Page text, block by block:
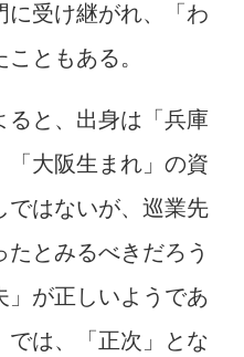
に受け継がれ、「わ
ともある。
ると、出身は「兵庫
「大阪生まれ」の資
ではないが、巡業先
とみるべきだろう
」が正しいようであ
では、「正次」とな